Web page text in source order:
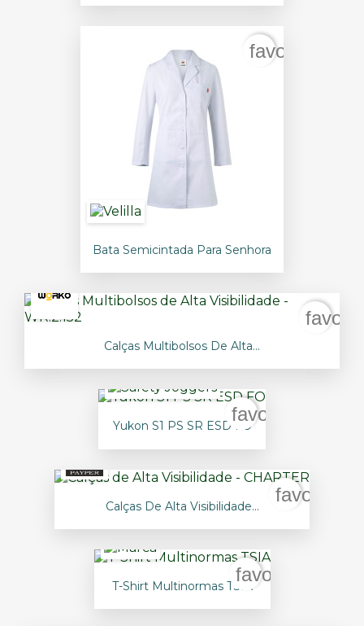
Bata Semicintada Para Senhora
Calças Multibolsos De Alta...
Yukon S1 PS SR ESD FO
favorite_border
Calças De Alta Visibilidade...
T-Shirt Multinormas TSIA